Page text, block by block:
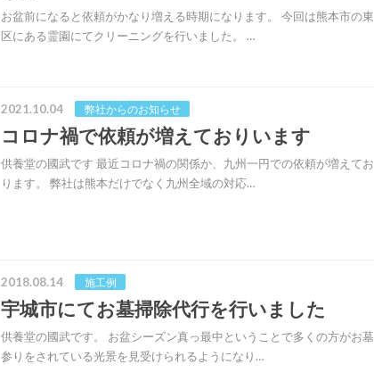
お盆前になると依頼がかなり増える時期になります。 今回は熊本市の東
区にある霊園にてクリーニングを行いました。 …
2021.10.04 弊社からのお知らせ
コロナ禍で依頼が増えておりいます
供養堂の國武です 最近コロナ禍の関係か、九州一円での依頼が増えてお
ります。 弊社は熊本だけでなく九州全域の対応…
2018.08.14 施工例
宇城市にてお墓掃除代行を行いました
供養堂の國武です。 お盆シーズン真っ最中ということで多くの方がお墓
参りをされている光景を見受けられるようになり…